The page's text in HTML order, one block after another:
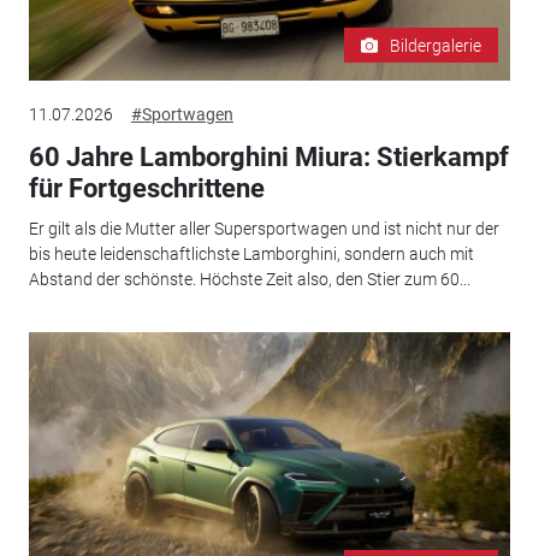
Bildergalerie
11.07.2026 #Sportwagen
60 Jahre Lamborghini Miura: Stierkampf
für Fortgeschrittene
Er gilt als die Mutter aller Supersportwagen und ist nicht nur der
bis heute leidenschaftlichste Lamborghini, sondern auch mit
Abstand der schönste. Höchste Zeit also, den Stier zum 60...